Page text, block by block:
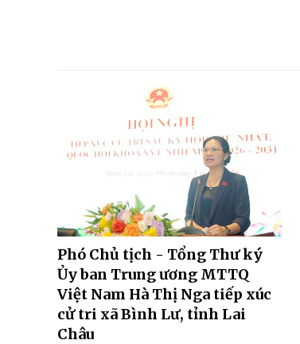
Phó Chủ tịch - Tổng Thư ký
Ủy ban Trung ương MTTQ
Việt Nam Hà Thị Nga tiếp xúc
cử tri xã Bình Lư, tỉnh Lai
Châu